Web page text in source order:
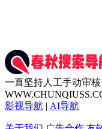
一直坚持人工手动审
影视导航 | AI导航